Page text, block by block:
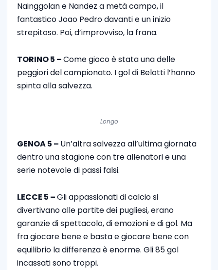
Nainggolan e Nandez a metà campo, il
fantastico Joao Pedro davanti e un inizio
strepitoso. Poi, d’improvviso, la frana.
TORINO 5 –Come gioco è stata una delle
peggiori del campionato. I gol di Belotti l’hanno
spinta alla salvezza.
Longo
GENOA 5 – Un’altra salvezza all’ultima giornata
dentro una stagione con tre allenatori e una
serie notevole di passi falsi.
LECCE 5 –Gli appassionati di calcio si
divertivano alle partite dei pugliesi, erano
garanzie di spettacolo, di emozioni e di gol. Ma
fra giocare bene e basta e giocare bene con
equilibrio la differenza è enorme. Gli 85 gol
incassati sono troppi.